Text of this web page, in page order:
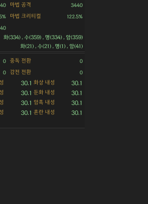
마법 공격 3440
마법 크리티컬 122.5%
화(334) , 수(359) , 명(334) , 암(359)
화(21) , 수(21) , 명(1) , 암(41)
0 중독 전환 0
0 감전 전환 0
30.1 화상 내성 30.1
30.1 둔화 내성 30.1
30.1 암흑 내성 30.1
30.1 혼란 내성 30.1